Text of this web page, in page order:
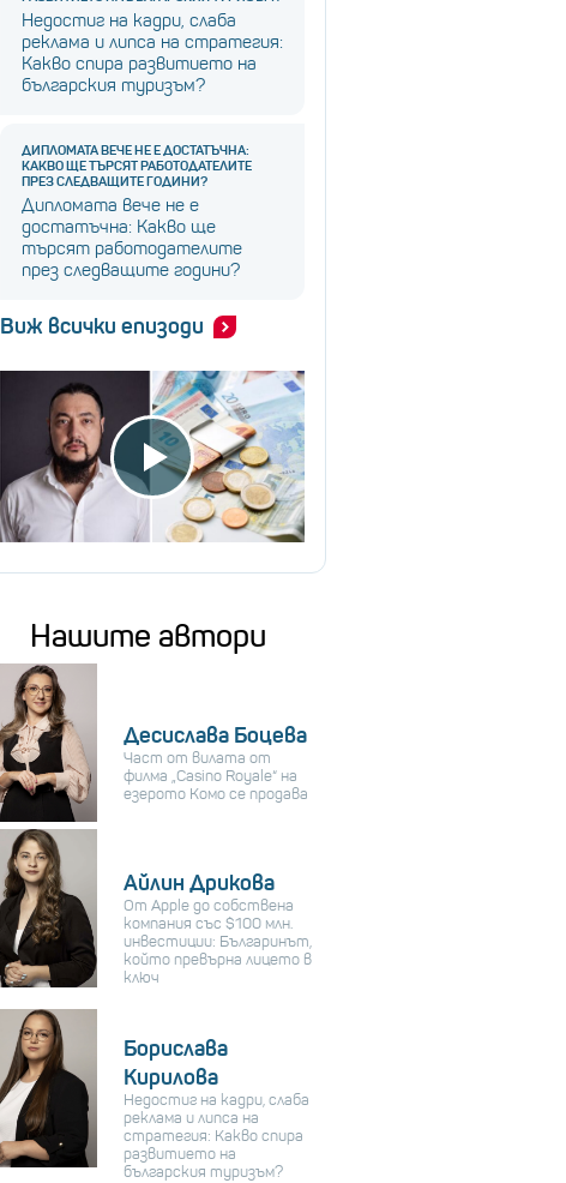
Недостиг на кадри, слаба
реклама и липса на стратегия:
Какво спира развитието на
българския туризъм?
ДИПЛОМАТА ВЕЧЕ НЕ Е ДОСТАТЪЧНА:
КАКВО ЩЕ ТЪРСЯТ РАБОТОДАТЕЛИТЕ
ПРЕЗ СЛЕДВАЩИТЕ ГОДИНИ?
Дипломата вече не е
достатъчна: Какво ще
търсят работодателите
през следващите години?
Виж всички епизоди
Нашите автори
Десислава Боцева
Част от вилата от
филма „Casino Royale“ на
езерото Комо се продава
Айлин Дрикова
От Apple до собствена
компания със $100 млн.
инвестиции: Българинът,
който превърна лицето в
ключ
Борислава
Кирилова
Недостиг на кадри, слаба
реклама и липса на
стратегия: Какво спира
развитието на
българския туризъм?